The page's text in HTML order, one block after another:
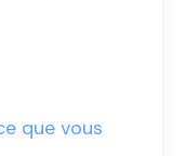
que vous